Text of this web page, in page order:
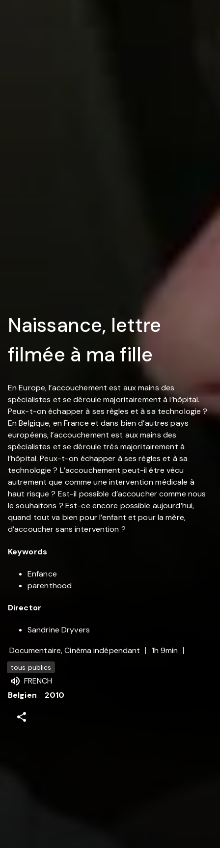
Naissance, lettre
filmée à ma fille
En Europe, l’accouchement est aux mains des
spécialistes et se déroule majoritairement à l’hôpital.
Peux-t-on échapper à ses règles et à sa technologie ?
En Belgique, en France et dans bien d’autres pays
européens, l’accouchement est aux mains des
spécialistes et se déroule très majoritairement à
l’hôpital. Peux-t-on échapper à ses règles et à sa
technologie ? L’accouchement peut-il être vécu
autrement que comme une intervention médicale à
haut risque ? Est-il possible d’accoucher comme nous
le souhaitons ? Est-ce encore possible aujourd’hui,
quand tout va bien pour l’enfant et pour la mère,
d’accoucher sans intervention ?
Keywords
Enfance
parenthood
Director
Sandrine Dryvers
Documentaire, Cinéma indépendant
1h 9min
tous publics
FRENCH
Belgien
2010